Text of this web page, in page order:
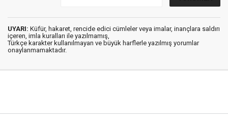
UYARI: Küfür, hakaret, rencide edici cümleler veya imalar, inançlara saldırı
içeren, imla kuralları ile yazılmamış,
Türkçe karakter kullanılmayan ve büyük harflerle yazılmış yorumlar
onaylanmamaktadır.